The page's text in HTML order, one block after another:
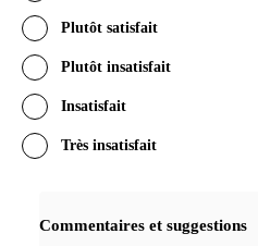
Plutôt satisfait
Plutôt insatisfait
Insatisfait
Très insatisfait
Commentaires et suggestions